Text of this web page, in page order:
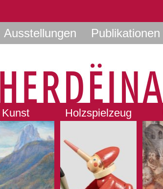
Ausstellungen Publikationen
Kunst Holzspielzeug